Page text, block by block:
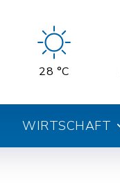
28 °C
WIRTSCHAFT